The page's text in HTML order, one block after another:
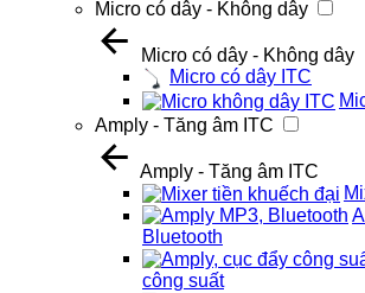
Micro có dây - Không dây
Micro có dây - Không dây
Micro có dây ITC
Amply - Tăng âm ITC
Amply - Tăng âm ITC
Bluetooth
công suất